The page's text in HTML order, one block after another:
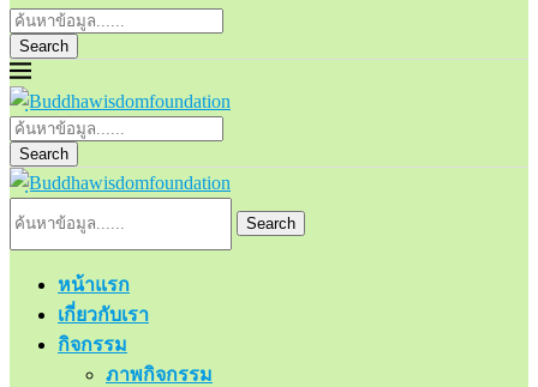
Search
Search
Search
หน้าแรก
เกี่ยวกับเรา
กิจกรรม
ภาพกิจกรรม